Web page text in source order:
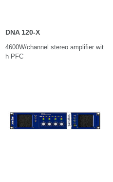
DNA 120-X
4600W/channel stereo amplifier wit
h PFC